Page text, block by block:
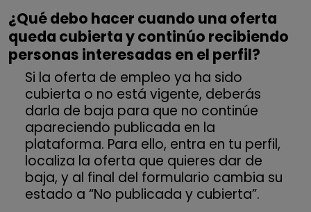
¿Qué debo hacer cuando una oferta
queda cubierta y continúo recibiendo
personas interesadas en el perfil?
Si la oferta de empleo ya ha sido
cubierta o no está vigente, deberás
darla de baja para que no continúe
apareciendo publicada en la
plataforma. Para ello, entra en tu perfil,
localiza la oferta que quieres dar de
baja, y al final del formulario cambia su
estado a “No publicada y cubierta”.